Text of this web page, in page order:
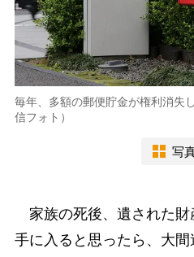
毎年、多額の郵便貯金が権利消失
信フォト）
写
家族の死後、遺された財
手に入ると思ったら、大